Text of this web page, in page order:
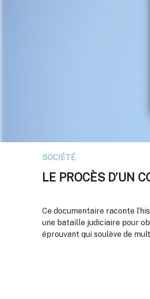
SOCIÉTÉ
LE PROCÈS D’UN
Ce documentaire raconte
une bataille judiciaire pour
éprouvant qui soulève de